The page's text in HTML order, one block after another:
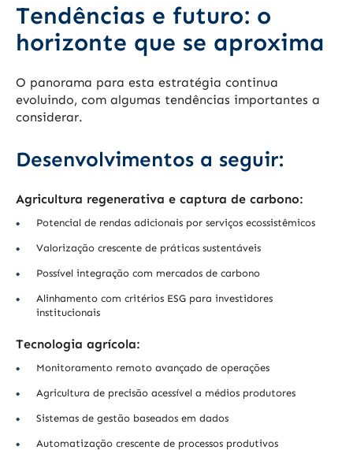
Tendências e futuro: o
horizonte que se aproxima
O panorama para esta estratégia continua
evoluindo, com algumas tendências importantes a
considerar.
Desenvolvimentos a seguir:
Agricultura regenerativa e captura de carbono:
Potencial de rendas adicionais por serviços ecossistêmicos
Valorização crescente de práticas sustentáveis
Possível integração com mercados de carbono
Alinhamento com critérios ESG para investidores
institucionais
Tecnologia agrícola:
Monitoramento remoto avançado de operações
Agricultura de precisão acessível a médios produtores
Sistemas de gestão baseados em dados
Automatização crescente de processos produtivos